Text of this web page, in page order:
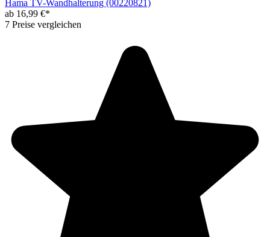
Hama TV-Wandhalterung (00220821)
ab 16,99 €*
7 Preise vergleichen